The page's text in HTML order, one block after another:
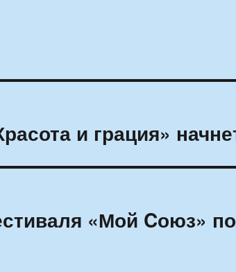
и грация»
«Мой Cоюз»